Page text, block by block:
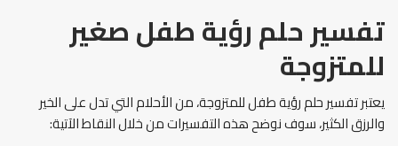
تفسير حلم رؤية طفل صغير
للمتزوجة
يعتبر تفسير حلم رؤية طفل للمتزوجة، من الأحلام التي تدل على الخير
والرزق الكثير، سوف نوضح هذه التفسيرات من خلال النقاط الآتية: